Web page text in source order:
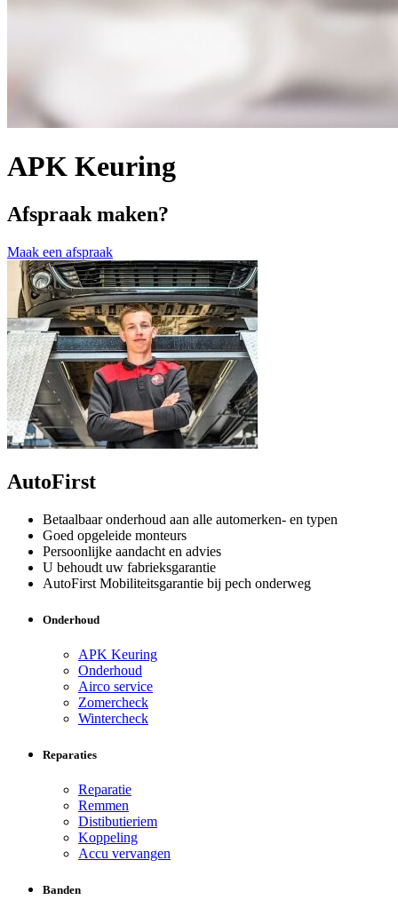
APK Keuring
Afspraak maken?
Maak een afspraak
AutoFirst
Betaalbaar onderhoud aan alle automerken- en typen
Goed opgeleide monteurs
Persoonlijke aandacht en advies
U behoudt uw fabrieksgarantie
AutoFirst Mobiliteitsgarantie bij pech onderweg
Onderhoud
APK Keuring
Onderhoud
Airco service
Zomercheck
Wintercheck
Reparaties
Reparatie
Remmen
Distibutieriem
Koppeling
Accu vervangen
Banden